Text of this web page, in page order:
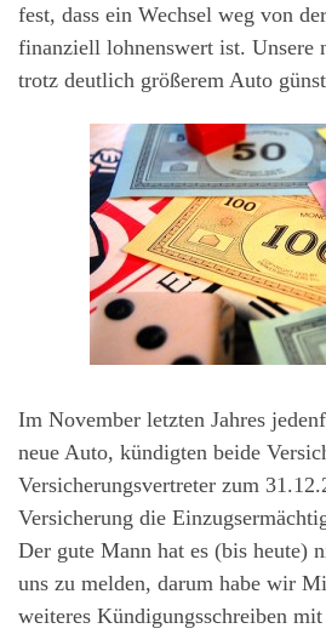
fest, dass ein Wechsel weg von
finanziell lohnenswert ist. Unsere
trotz deutlich größerem Auto
Im November letzten Jahres
neue Auto, kündigten beide
Versicherungsvertreter zum
Versicherung die
Der gute Mann hat es (bis heute)
uns zu melden, darum habe wir
weiteres Kündigungsschreiben